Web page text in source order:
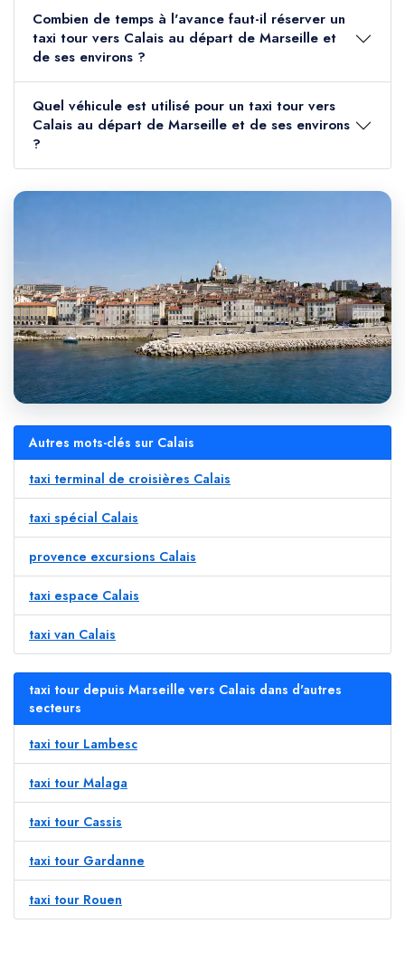
Combien de temps à l'avance faut-il réserver un
taxi tour vers Calais au départ de Marseille et
de ses environs ?
Quel véhicule est utilisé pour un taxi tour vers
Calais au départ de Marseille et de ses environs
?
Autres mots-clés sur Calais
taxi terminal de croisières Calais
taxi spécial Calais
provence excursions Calais
taxi espace Calais
taxi van Calais
taxi tour depuis Marseille vers Calais dans d'autres
secteurs
taxi tour Lambesc
taxi tour Malaga
taxi tour Cassis
taxi tour Gardanne
taxi tour Rouen